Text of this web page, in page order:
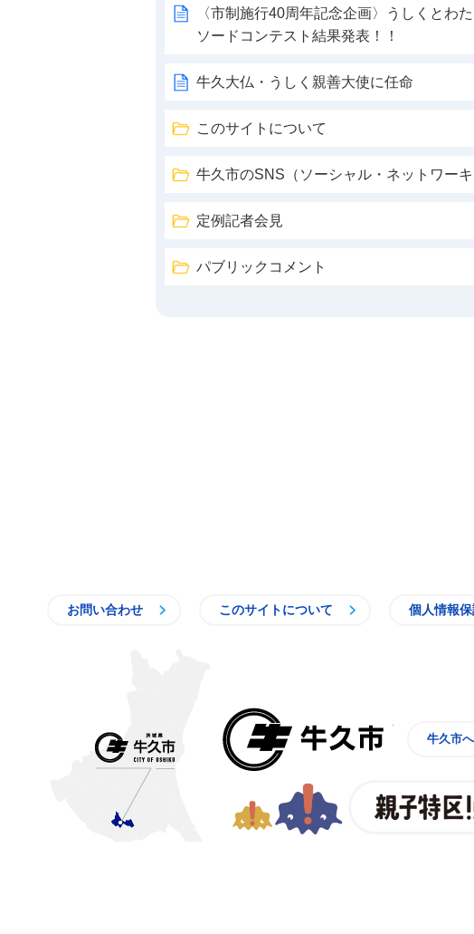
〈市制施行40周年記念企画〉うしくとわ
ソードコンテスト結果発表！！
牛久大仏・うしく親善大使に任命
このサイトについて
牛久市のSNS（ソーシャル・ネットワーキ
定例記者会見
パブリックコメント
お問い合わせ このサイトについて 個人情報
牛久市